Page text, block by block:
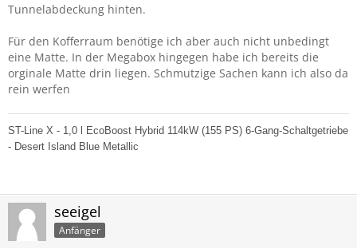
Tunnelabdeckung hinten.
Für den Kofferraum benötige ich aber auch nicht unbedingt
eine Matte. In der Megabox hingegen habe ich bereits die
orginale Matte drin liegen. Schmutzige Sachen kann ich also da
rein werfen
ST-Line X - 1,0 l EcoBoost Hybrid 114kW (155 PS) 6-Gang-Schaltgetriebe
- Desert Island Blue Metallic
seeigel
Anfänger